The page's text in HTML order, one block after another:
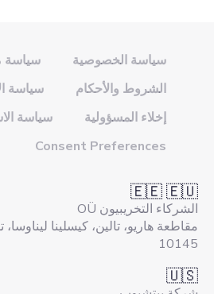
سياسة الخصوصية
سياسة
الشروط والأحكام
سياسة
إخلاء المسؤولية
سياسة
Consent Preferences
🇪🇪 🇪🇺
الشركاء التخريبيون OÜ
10145
🇺🇸